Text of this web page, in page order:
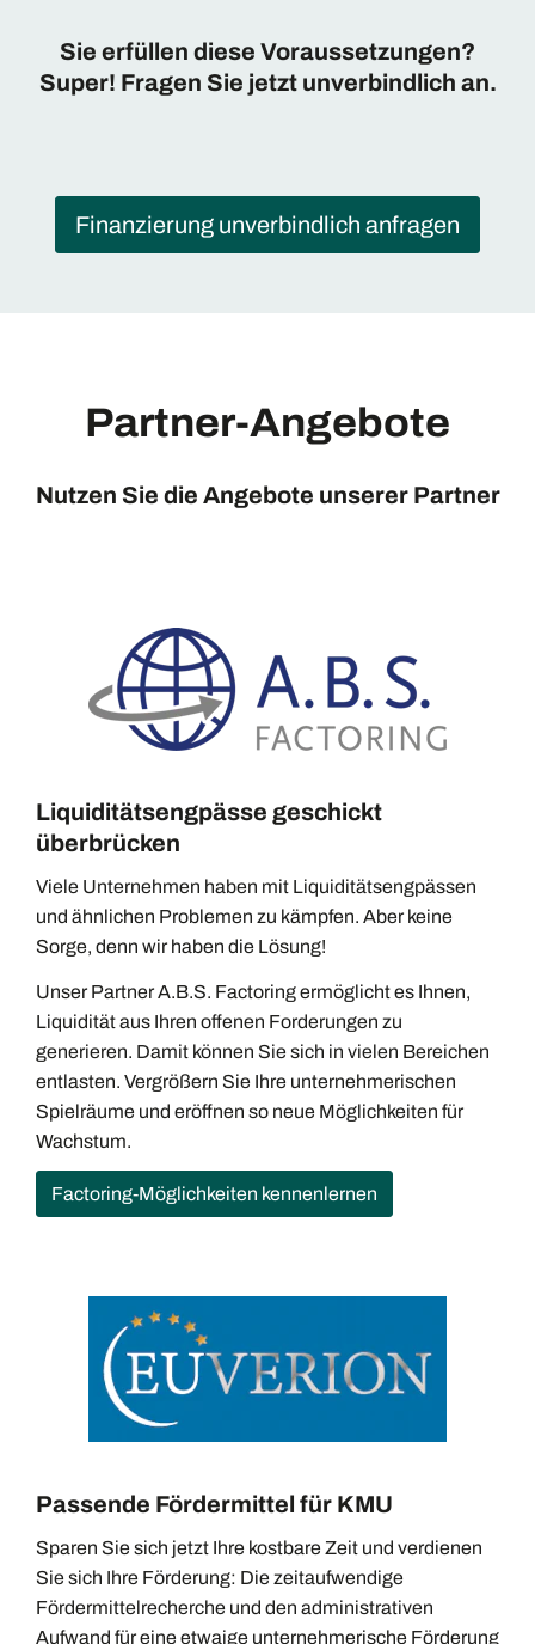
Sie erfüllen diese Voraussetzungen?
Super! Fragen Sie jetzt unverbindlich an.
Finanzierung unverbindlich anfragen
Partner-Angebote
Nutzen Sie die Angebote unserer Partner
Liquiditätsengpässe geschickt
überbrücken
Viele Unternehmen haben mit Liquiditätsengpässen
und ähnlichen Problemen zu kämpfen. Aber keine
Sorge, denn wir haben die Lösung!
Unser Partner A.B.S. Factoring ermöglicht es Ihnen,
Liquidität aus Ihren offenen Forderungen zu
generieren. Damit können Sie sich in vielen Bereichen
entlasten. Vergrößern Sie Ihre unternehmerischen
Spielräume und eröffnen so neue Möglichkeiten für
Wachstum.
Factoring-Möglichkeiten kennenlernen
Passende Fördermittel für KMU
Sparen Sie sich jetzt Ihre kostbare Zeit und verdienen
Sie sich Ihre Förderung: Die zeitaufwendige
Fördermittelrecherche und den administrativen
Aufwand für eine etwaige unternehmerische Förderung